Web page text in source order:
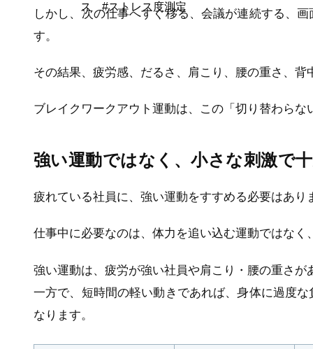
しかし、次の仕事へすぐ移る、会議が連続する、
す。
その結果、疲労感、だるさ、肩こり、腰の重さ、
ブレイクワークアウト運動は、この「切り替わら
強い運動ではなく、小さな刺激で
疲れている社員に、強い運動をすすめる必要はあり
仕事中に必要なのは、体力を追い込む運動ではな
強い運動は、疲労が強い社員や肩こり・腰の重さ
一方で、短時間の軽い動きであれば、身体に過度
なります。
ス
#ストレス度測定